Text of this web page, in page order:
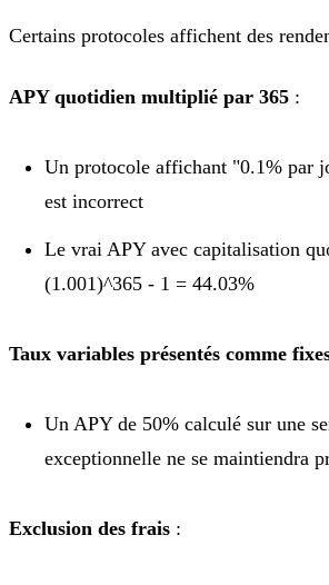
Certains protocoles affichent des
APY quotidien multiplié par 365 :
Un protocole affichant "0.1% par
est incorrect
Le vrai APY avec capitalisation
(1.001)^365 - 1 = 44.03%
Taux variables présentés comme
Un APY de 50% calculé sur une
exceptionnelle ne se maintiendra
Exclusion des frais :